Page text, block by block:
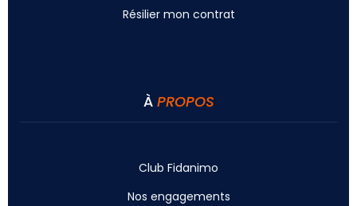
Résilier mon contrat
À PROPOS
Club Fidanimo
Nos engagements